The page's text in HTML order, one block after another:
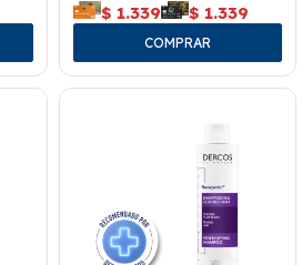
$ 1.339 $ 1.339